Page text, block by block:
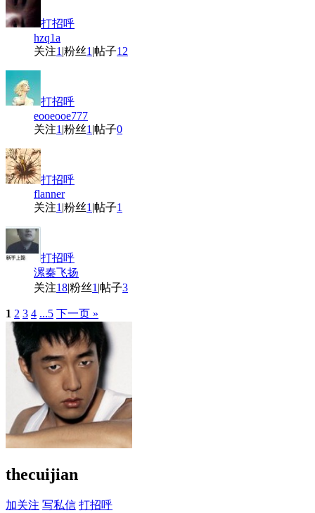
打招呼
hzq1a
关注1 |粉丝1 |帖子12
打招呼
eooeooe777
关注1 |粉丝1 |帖子0
打招呼
flanner
关注1 |粉丝1 |帖子1
打招呼
漯秦飞扬
关注18|粉丝1 |帖子3
1 2 3 4 ...5 下一页 »
thecuijian
加关注 写私信 打招呼